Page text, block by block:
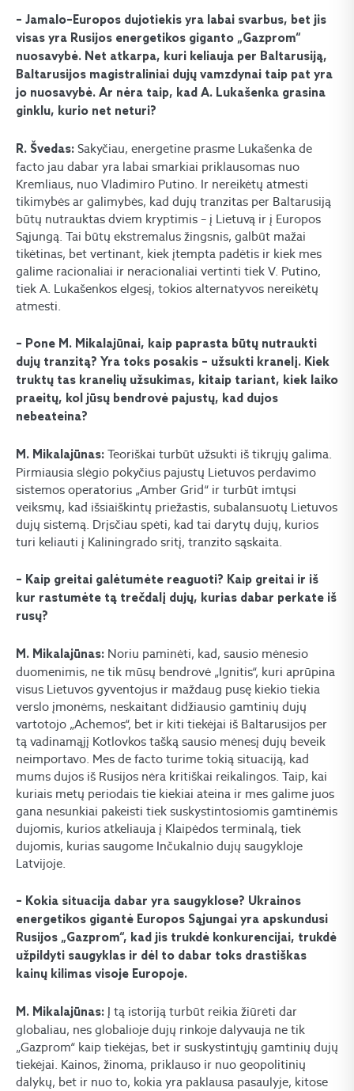
– Jamalo–Europos dujotiekis yra labai svarbus, bet jis
visas yra Rusijos energetikos giganto „Gazprom“
nuosavybė. Net atkarpa, kuri keliauja per Baltarusiją,
Baltarusijos magistraliniai dujų vamzdynai taip pat yra
jo nuosavybė. Ar nėra taip, kad A. Lukašenka grasina
ginklu, kurio net neturi?
R. Švedas: Sakyčiau, energetine prasme Lukašenka de
facto jau dabar yra labai smarkiai priklausomas nuo
Kremliaus, nuo Vladimiro Putino. Ir nereikėtų atmesti
tikimybės ar galimybės, kad dujų tranzitas per Baltarusiją
būtų nutrauktas dviem kryptimis – į Lietuvą ir į Europos
Sąjungą. Tai būtų ekstremalus žingsnis, galbūt mažai
tikėtinas, bet vertinant, kiek įtempta padėtis ir kiek mes
galime racionaliai ir neracionaliai vertinti tiek V. Putino,
tiek A. Lukašenkos elgesį, tokios alternatyvos nereikėtų
atmesti.
– Pone M. Mikalajūnai, kaip paprasta būtų nutraukti
dujų tranzitą? Yra toks posakis – užsukti kranelį. Kiek
truktų tas kranelių užsukimas, kitaip tariant, kiek laiko
praeitų, kol jūsų bendrovė pajustų, kad dujos
nebeateina?
M. Mikalajūnas: Teoriškai turbūt užsukti iš tikrųjų galima.
Pirmiausia slėgio pokyčius pajustų Lietuvos perdavimo
sistemos operatorius „Amber Grid“ ir turbūt imtųsi
veiksmų, kad išsiaiškintų priežastis, subalansuotų Lietuvos
dujų sistemą. Drįsčiau spėti, kad tai darytų dujų, kurios
turi keliauti į Kaliningrado sritį, tranzito sąskaita.
– Kaip greitai galėtumėte reaguoti? Kaip greitai ir iš
kur rastumėte tą trečdalį dujų, kurias dabar perkate iš
rusų?
M. Mikalajūnas: Noriu paminėti, kad, sausio mėnesio
duomenimis, ne tik mūsų bendrovė „Ignitis“, kuri aprūpina
visus Lietuvos gyventojus ir maždaug pusę kiekio tiekia
verslo įmonėms, neskaitant didžiausio gamtinių dujų
vartotojo „Achemos“, bet ir kiti tiekėjai iš Baltarusijos per
tą vadinamąjį Kotlovkos tašką sausio mėnesį dujų beveik
neimportavo. Mes de facto turime tokią situaciją, kad
mums dujos iš Rusijos nėra kritiškai reikalingos. Taip, kai
kuriais metų periodais tie kiekiai ateina ir mes galime juos
gana nesunkiai pakeisti tiek suskystintosiomis gamtinėmis
dujomis, kurios atkeliauja į Klaipėdos terminalą, tiek
dujomis, kurias saugome Inčukalnio dujų saugykloje
Latvijoje.
– Kokia situacija dabar yra saugyklose? Ukrainos
energetikos gigantė Europos Sąjungai yra apskundusi
Rusijos „Gazprom“, kad jis trukdė konkurencijai, trukdė
užpildyti saugyklas ir dėl to dabar toks drastiškas
kainų kilimas visoje Europoje.
M. Mikalajūnas: Į tą istoriją turbūt reikia žiūrėti dar
globaliau, nes globalioje dujų rinkoje dalyvauja ne tik
„Gazprom“ kaip tiekėjas, bet ir suskystintųjų gamtinių dujų
tiekėjai. Kainos, žinoma, priklauso ir nuo geopolitinių
dalykų, bet ir nuo to, kokia yra paklausa pasaulyje, kitose